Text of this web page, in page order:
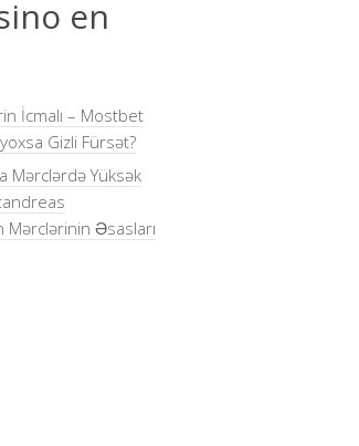
en
İcmalı – Mostbet
Gizli Fürsət?
Mərclərdə Yüksək
Mərclərinin Əsasları